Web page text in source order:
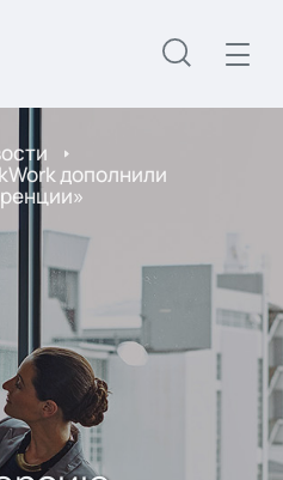
дополнили